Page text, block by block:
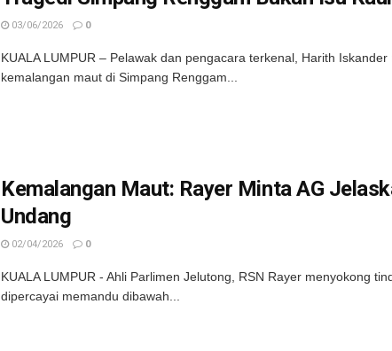
03/06/2026 0
KUALA LUMPUR – Pelawak dan pengacara terkenal, Harith
kemalangan maut di Simpang Renggam...
Kemalangan Maut: Rayer Minta AG
Undang
02/04/2026 0
KUALA LUMPUR - Ahli Parlimen Jelutong, RSN Rayer menyokong
dipercayai memandu dibawah...